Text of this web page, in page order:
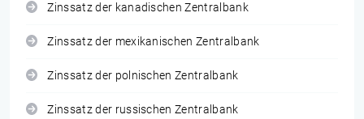
Zinssatz der kanadischen Zentralbank
Zinssatz der mexikanischen Zentralbank
Zinssatz der polnischen Zentralbank
Zinssatz der russischen Zentralbank